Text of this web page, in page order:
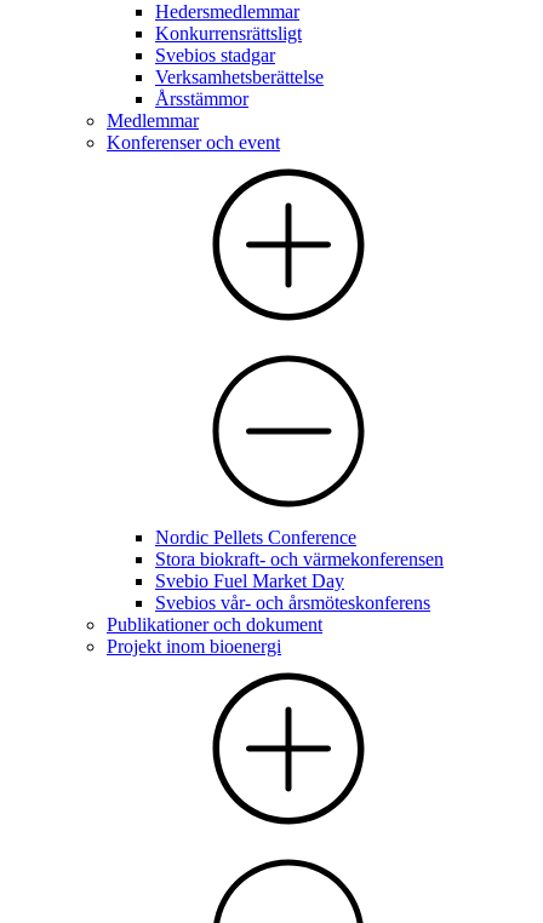
Hedersmedlemmar
Konkurrensrättsligt
Svebios stadgar
Verksamhetsberättelse
Årsstämmor
Medlemmar
Konferenser och event
Nordic Pellets Conference
Stora biokraft- och värmekonferensen
Svebio Fuel Market Day
Svebios vår- och årsmöteskonferens
Publikationer och dokument
Projekt inom bioenergi